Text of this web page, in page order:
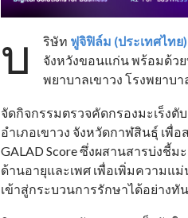
บ ริษัท ฟูจิฟิล์ม (ประเทศไทย)
จังหวังขอนแก่น พร้อมด้ว
พยาบาลเขาวง โรงพยาบ
จัดกิจกรรมตรวจคัดกรองมะเร็งตั
อำเภอเขาวง จังหวัดกาฬสินธุ์ เพื่
GALAD Score ซึ่งผสานสารบ่งชี้ม
ด้านอายุและเพศ เพื่อเพิ่มความแ
เข้าสู่กระบวนการรักษาได้อย่างทั